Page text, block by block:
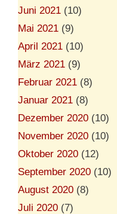
Juni 2021 (10)
Mai 2021 (9)
April 2021 (10)
März 2021 (9)
Februar 2021 (8)
Januar 2021 (8)
Dezember 2020 (10)
November 2020 (10)
Oktober 2020 (12)
September 2020 (10)
August 2020 (8)
Juli 2020 (7)